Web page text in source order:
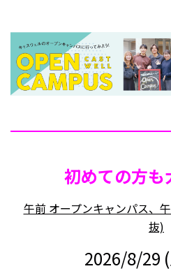
初めての方も
午前 オープンキャンパス、
抜)
2026/8/29